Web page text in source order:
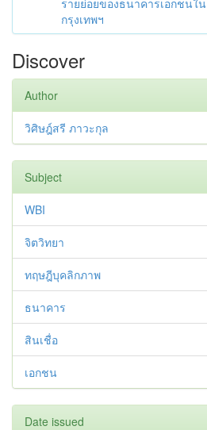
รายย่อยของธนาคารเอกชนใน
กรุงเทพฯ
Discover
Author
วิศิษฎ์สรี ภาวะกุล
Subject
WBI
จิตวิทยา
ทฤษฎีบุคลิกภาพ
ธนาคาร
สินเชื่อ
เอกชน
Date issued